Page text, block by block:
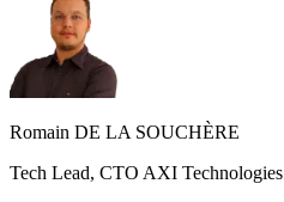
Romain DE LA SOUCHÈRE
Tech Lead, CTO AXI Technologies